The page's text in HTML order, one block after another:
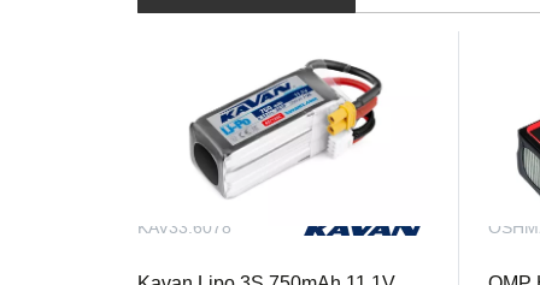
einsteigerfreundlichen
Regelkreise ermöglicht, ohne dass eine
Der Hubschrauber ist mit drei digitalen
sowie einem Hauptrotor-ESC mit
DSM2/DSMX und CRSF-Protokolle
außergewöhnliche Vielseitigkeit.
KAV33.6078